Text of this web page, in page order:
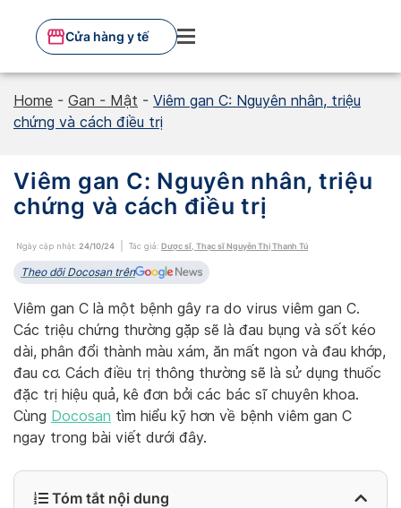
content
Cửa hàng y tế
Home - Gan - Mật - Viêm gan C: Nguyên nhân, triệu
chứng và cách điều trị
Viêm gan C: Nguyên nhân, triệu
chứng và cách điều trị
Ngày cập nhật: 24/10/24 Tác giả: Dược sĩ, Thạc sĩ Nguyễn Thị Thanh Tú
Theo dõi Docosan trên
Viêm gan C là một bệnh gây ra do virus viêm gan C.
Các triệu chứng thường gặp sẽ là đau bụng và sốt kéo
dài, phân đổi thành màu xám, ăn mất ngon và đau khớp,
đau cơ. Cách điều trị thông thường sẽ là sử dụng thuốc
đặc trị hiệu quả, kê đơn bởi các bác sĩ chuyên khoa.
Cùng Docosan tìm hiểu kỹ hơn về bệnh viêm gan C
ngay trong bài viết dưới đây.
Tóm tắt nội dung